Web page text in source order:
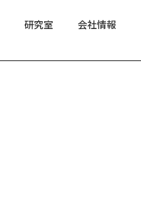
研究室 会社情報